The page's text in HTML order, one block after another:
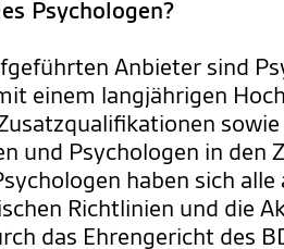
Psychologen?
Anbieter sind
einem langjährigen
und Psychologen in den
haben sich
Richtlinien und die
das Ehrengericht des